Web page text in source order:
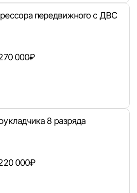
Войти с VK ID
передвижного с ДВС
000₽
8 разряда
000₽